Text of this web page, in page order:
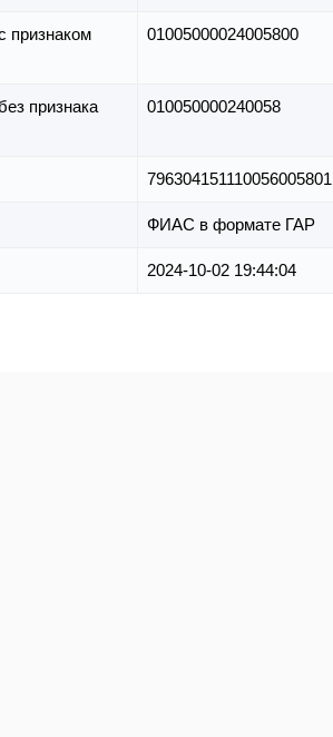
признаком
01005000024005800
признака
010050000240058
796304151110056005801
ФИАС в формате ГАР
2024-10-02 19:44:04